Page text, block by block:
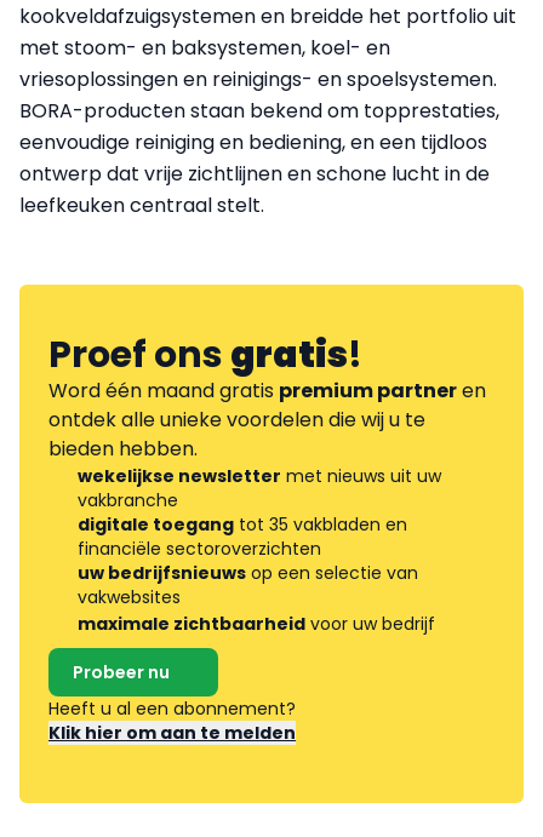
kookveldafzuigsystemen en breidde het portfolio uit
met stoom- en baksystemen, koel- en
vriesoplossingen en reinigings- en spoelsystemen.
BORA-producten staan bekend om topprestaties,
eenvoudige reiniging en bediening, en een tijdloos
ontwerp dat vrije zichtlijnen en schone lucht in de
leefkeuken centraal stelt.
Proef onsgratis!
Word één maand gratis premium partneren
ontdek alle unieke voordelen die wij u te
bieden hebben.
wekelijkse newsletter met nieuws uit uw
vakbranche
digitale toegang tot 35 vakbladen en
financiële sectoroverzichten
uw bedrijfsnieuws op een selectie van
vakwebsites
maximale zichtbaarheid voor uw bedrijf
Probeer nu
Heeft u al een abonnement?
Klik hier om aan te melden